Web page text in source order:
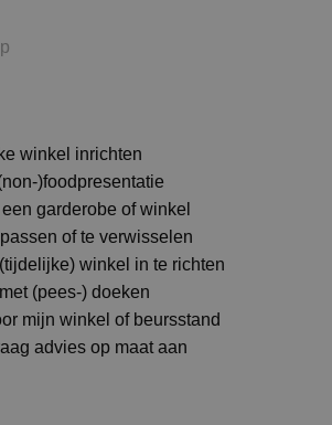
winkel inrichten
)foodpresentatie
garderobe of winkel
of te verwisselen
winkel in te richten
(pees-) doeken
mijn winkel of beursstand
advies op maat aan